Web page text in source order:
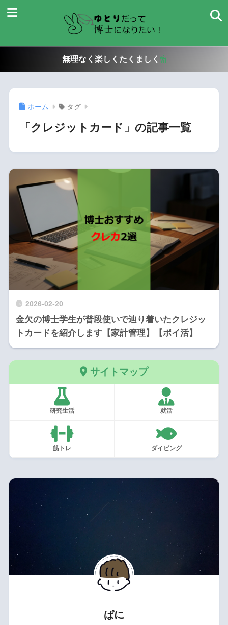
無理なく楽しくたくましく
ホーム タグ
「クレジットカード」の記事一覧
2026-02-20
金欠の博士学生が普段使いで辿り着いたクレジッ
トカードを紹介します【家計管理】【ポイ活】
サイトマップ
研究生活 就活
筋トレ ダイビング
ぱに